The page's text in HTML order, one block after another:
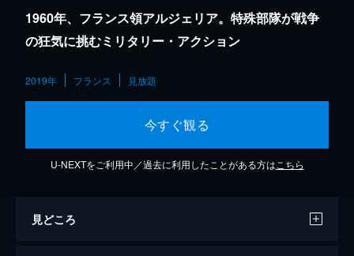
1960年、フランス領アルジェリア。特殊部隊が戦争
の狂気に挑むミリタリー・アクション
2019年 フランス 見放題
今すぐ観る
U-NEXTをご利用中／過去に利用したことがある方は こちら
見どころ